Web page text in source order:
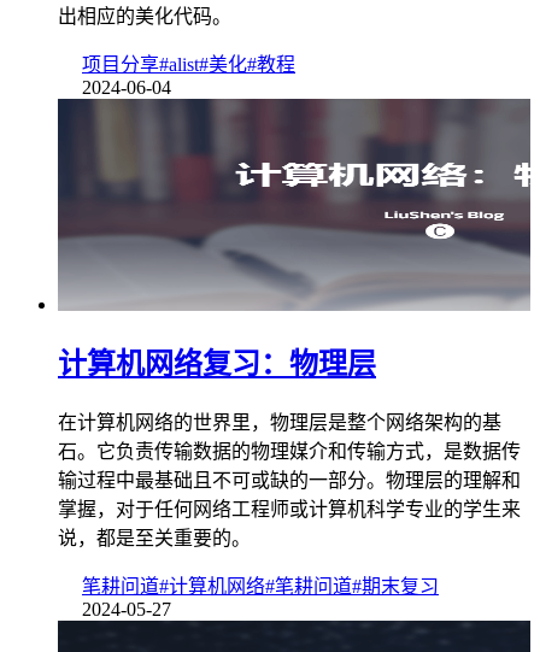
出相应的美化代码。
项目分享#alist#美化#教程
2024-06-04
计算机网络复习：物理层
在计算机网络的世界里，物理层是整个网络架构的基
石。它负责传输数据的物理媒介和传输方式，是数据传
输过程中最基础且不可或缺的一部分。物理层的理解和
掌握，对于任何网络工程师或计算机科学专业的学生来
说，都是至关重要的。
笔耕问道#计算机网络#笔耕问道#期末复习
2024-05-27